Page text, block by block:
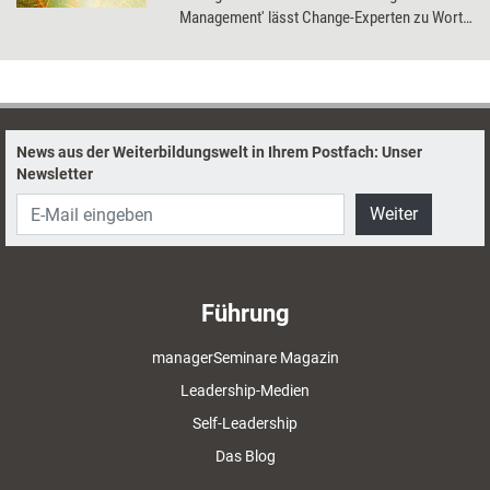
Management' lässt Change-Experten zu Wort
News aus der Weiterbildungswelt in Ihrem Postfach: Unser
Newsletter
Weiter
Führung
managerSeminare Magazin
Leadership-Medien
Self-Leadership
Das Blog